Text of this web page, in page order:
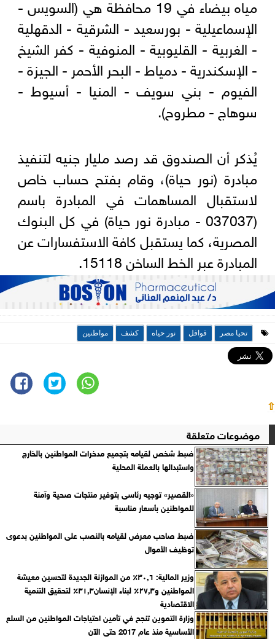
مياه بيضاء في 19 محافظة هي (السويس -
الإسماعيلية - بورسعيد - الشرقية - الدقهلية
- الغربية - القليوبية - المنوفية - كفر الشيخ
- الإسكندرية - دمياط - البحر الأحمر - الجيزة -
الفيوم - بني سويف - المنيا - أسيوط -
سوهاج - مطروح).
يُذكر أن الصندوق قد رصد مليار جنيه لتنفيذ
مبادرة (نور حياة)، وقام بفتح حساب خاص
لاستقبال المساهمات في المبادرة باسم
(037037 - مبادرة نور حياة) في كل البنوك
المصرية، كما يستقبل كافة الاستفسارات عن
المبادرة عبر الخط الساخن 15118.
تحيا مصر قوافل نور حياه كشف مواطنين
⇧
موضوعات متعلقة
ضبط شخص لقيامه بتجميع مدخرات المواطنين بالخارج
واستبدالها بالعملة المحلية
«القصير» توجيه رئاسى بتوفير منتجات صحية وآمنة
للمواطنين بأسعار مناسبة
ضبط صاحب معرض لقيامه بالنصب على المواطنين بدعوى
توظيف الأموال
وزير المالية: ٣٠,٦٪ من الموازنة الجديدة لتحسين معيشة
المواطنين و٢٧,٣٪ لبناء الإنسان٣١,٣٪ لتحقيق التنمية
الاقتصادية
وزارة التموين تنجح في تأمين احتياجات المواطنين من السلع
الأساسية منذ عام 2017 حتى الآن